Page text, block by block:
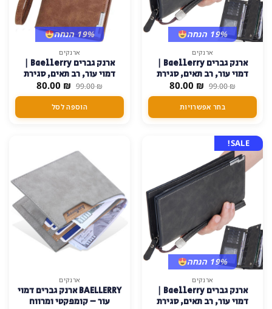
19% הנחה
ארנקים
ארנק גברים Baellerry |
דמוי עור, רב תאים, סגירת
כפתור99.00₪ המחיר
המקורי
היה:
99.00 ₪.
80.00 ₪ המחיר
הנוכחי
80.00 ₪. בחר אפשרויות
ניתן
את
האפשרויות
בעמוד
19% הנחה
ארנקים
ארנק גברים Baellerry |
דמוי עור, רב תאים, סגירת
כפתור – חום
99.00₪ המחיר
המקורי
היה:
99.00 ₪.
80.00 ₪ המחיר
הנוכחי
80.00 ₪. הוספה לסל
SALE!
19% הנחה
ארנקים
ארנק גברים Baellerry |
דמוי עור, רב תאים, סגירת
ארנקים
BAELLERRY ארנק גברים דמוי
עור – קומפקטי ומרווח
זה